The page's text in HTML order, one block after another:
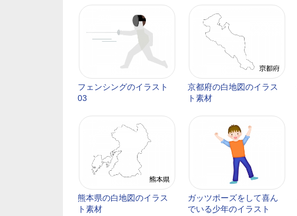
フェンシングのイラスト
03
京都府の白地図のイラス
ト素材
熊本県の白地図のイラス
ト素材
ガッツポーズをして喜ん
でいる少年のイラスト